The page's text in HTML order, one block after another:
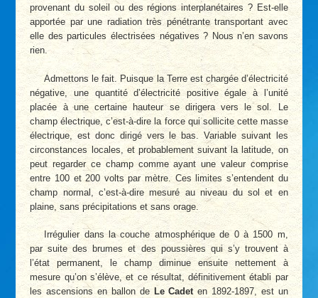
provenant du soleil ou des régions interplanétaires ? Est-elle
apportée par une radiation très pénétrante transportant avec
elle des particules électrisées négatives ? Nous n’en savons
rien.
Admettons le fait. Puisque la Terre est chargée d’électricité
négative, une quantité d’électricité positive égale à l’unité
placée à une certaine hauteur se dirigera vers le sol. Le
champ électrique, c’est-à-dire la force qui sollicite cette masse
électrique, est donc dirigé vers le bas. Variable suivant les
circonstances locales, et probablement suivant la latitude, on
peut regarder ce champ comme ayant une valeur comprise
entre 100 et 200 volts par mètre. Ces limites s’entendent du
champ normal, c’est-à-dire mesuré au niveau du sol et en
plaine, sans précipitations et sans orage.
Irrégulier dans la couche atmosphérique de 0 à 1500 m,
par suite des brumes et des poussières qui s’y trouvent à
l’état permanent, le champ diminue ensuite nettement à
mesure qu’on s’élève, et ce résultat, définitivement établi par
les ascensions en ballon de Le Cadeten 1892-1897, est un